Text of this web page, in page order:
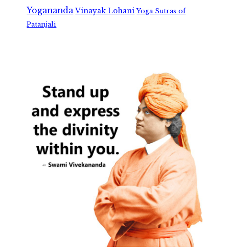
Yogananda Vinayak Lohani Yoga Sutras of
Patanjali